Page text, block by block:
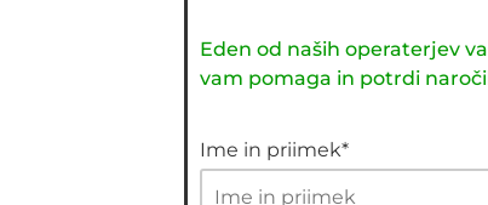
Eden od naših operaterjev
vam pomaga in potrdi
Ime in priimek*